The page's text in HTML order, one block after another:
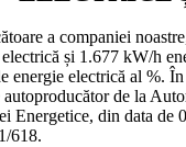
a companiei
și 1.677 kW/h
energie electrică al %.
de la
Energetice, din data de
618.